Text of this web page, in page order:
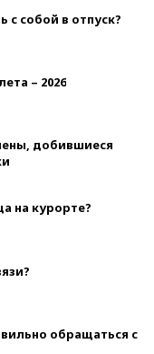
собой в отпуск?
– 2026
добившиеся
на курорте?
обращаться с